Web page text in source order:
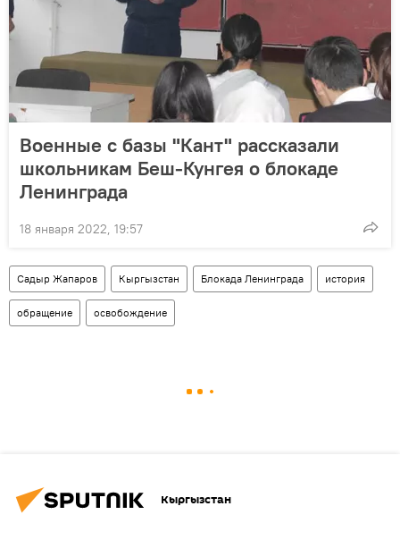
Военные с базы "Кант" рассказали
школьникам Беш-Кунгея о блокаде
Ленинграда
18 января 2022, 19:57
Садыр Жапаров Кыргызстан Блокада Ленинграда история
обращение освобождение
Кыргызстан